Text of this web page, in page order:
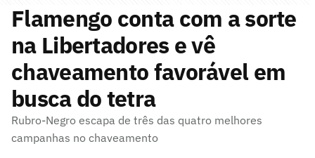
Flamengo conta com a sorte
na Libertadores e vê
chaveamento favorável em
busca do tetra
Rubro-Negro escapa de três das quatro melhores
campanhas no chaveamento